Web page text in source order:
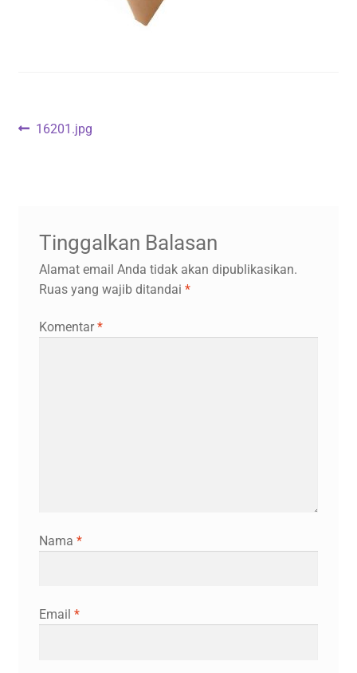
Navigasi
Previous
16201.jpg
Tinggalkan Balasan
Alamat email Anda tidak akan dipublikasikan.
Ruas yang wajib ditandai *
Komentar*
Nama *
Email *